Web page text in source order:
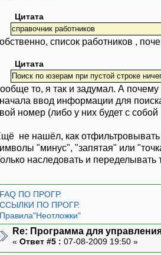
Цитата
справочник работников
список работников ,
Цитата
Поиск по юзерам при пустой строке
то, я так и задумал. А
ввод информации для
номер (либо у них будет с
не нашёл, как
"минус", "запятая" или
наследовать и переделывать
ПО ПРОГР.
ПО ПРОГР.
Re: Программа для
« Ответ #5 : 07-08-2009 19:50 »